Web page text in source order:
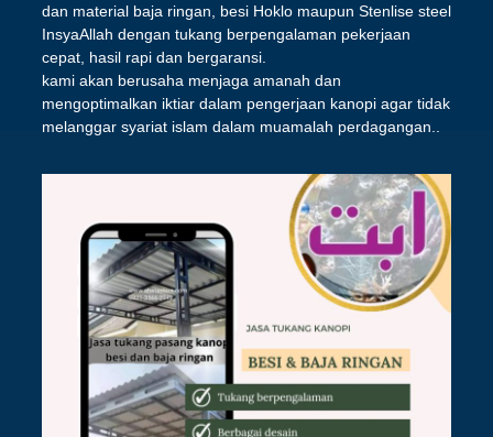
dan material baja ringan, besi Hoklo maupun Stenlise steel
InsyaAllah dengan tukang berpengalaman pekerjaan
cepat, hasil rapi dan bergaransi.
kami akan berusaha menjaga amanah dan
mengoptimalkan iktiar dalam pengerjaan kanopi agar tidak
melanggar syariat islam dalam muamalah perdagangan..